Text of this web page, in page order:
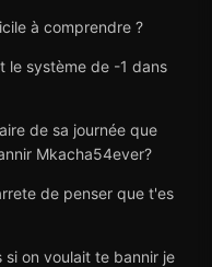
à comprendre ?
le système de -1 dans
de sa journée que
Mkacha54ever?
de penser que t'es
si on voulait te bannir je